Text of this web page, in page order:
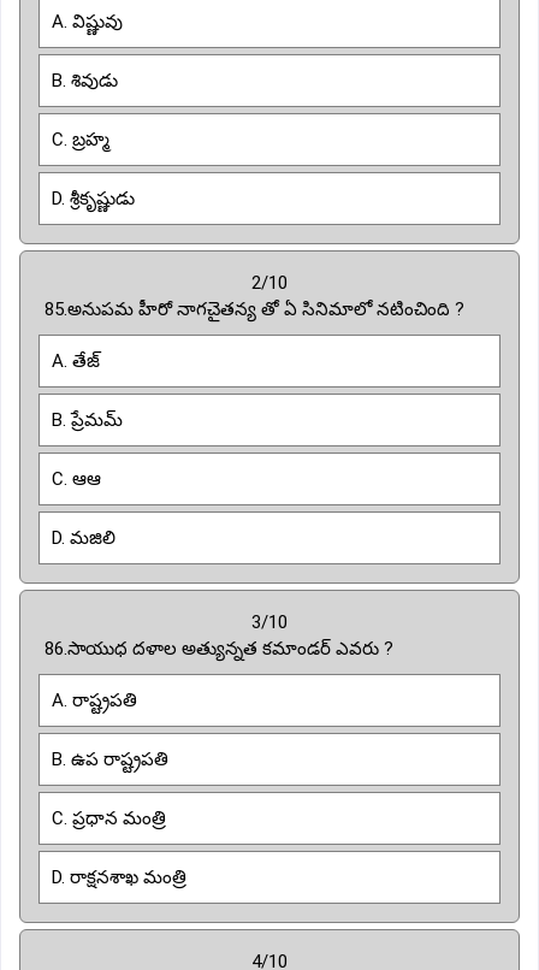
A. విష్ణువు
B. శివుడు
C. బ్రహ్మ
D. శ్రీకృష్ణుడు
2/10
85.అనుపమ హీరో నాగచైతన్య తో ఏ సినిమాలో నటించింది ?
A. తేజ్
B. ప్రేమమ్
C. ఆఆ
D. మజిలి
3/10
86.సాయుధ దళాల అత్యున్నత కమాండర్ ఎవరు ?
A. రాష్ట్రపతి
B. ఉప రాష్ట్రపతి
C. ప్రధాన మంత్రి
D. రాక్షనశాఖ మంత్రి
4/10